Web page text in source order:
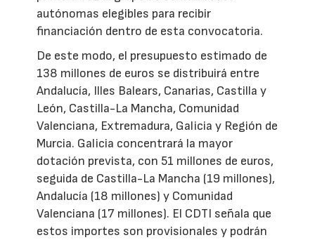
autónomas elegibles para recibir
financiación dentro de esta convocatoria.
De este modo, el presupuesto estimado de
138 millones de euros se distribuirá entre
Andalucía, Illes Balears, Canarias, Castilla y
León, Castilla-La Mancha, Comunidad
Valenciana, Extremadura, Galicia y Región de
Murcia. Galicia concentrará la mayor
dotación prevista, con 51 millones de euros,
seguida de Castilla-La Mancha (19 millones),
Andalucía (18 millones) y Comunidad
Valenciana (17 millones). El CDTI señala que
estos importes son provisionales y podrán